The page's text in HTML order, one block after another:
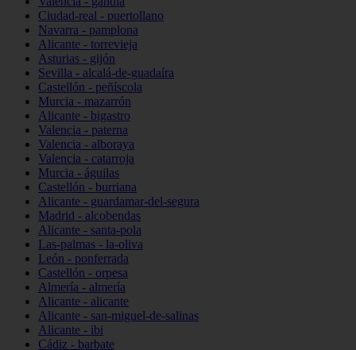
Ciudad-real - puertollano
Navarra - pamplona
Alicante - torrevieja
Asturias - gijón
Sevilla - alcalá-de-guadaíra
Castellón - peñíscola
Murcia - mazarrón
Alicante - bigastro
Valencia - paterna
Valencia - alboraya
Valencia - catarroja
Murcia - águilas
Castellón - burriana
Alicante - guardamar-del-segura
Madrid - alcobendas
Alicante - santa-pola
Las-palmas - la-oliva
León - ponferrada
Castellón - orpesa
Almería - almería
Alicante - alicante
Alicante - san-miguel-de-salinas
Alicante - ibi
Cádiz - barbate